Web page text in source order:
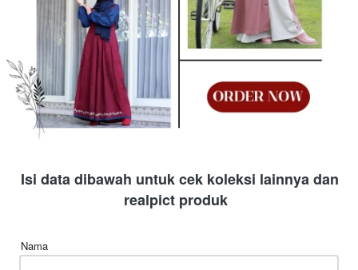
Isi data dibawah untuk cek koleksi lainnya dan
realpict produk
Nama